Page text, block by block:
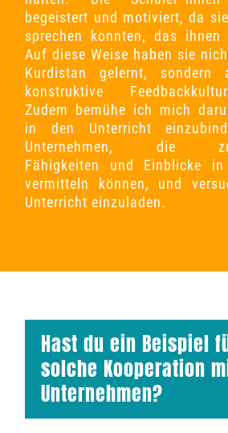
begeistert und motiviert, da
sprechen konnten, das
Auf diese Weise haben sie
Kurdistan gelernt, sondern
konstruktive
Zudem bemühe ich mich
in den Unterricht
Unternehmen, die
Fähigkeiten und Einblicke
vermitteln können, und
Unterricht einzuladen.
Hast du ein Beispiel
solche Kooperation
Unternehmen?